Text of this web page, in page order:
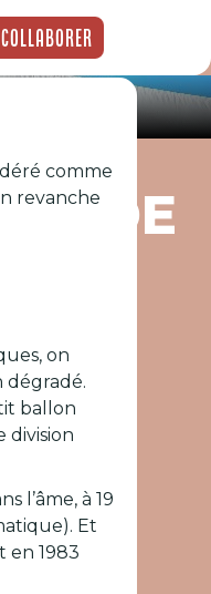
Collaborer
comme
revanche
on
ballon
division
l’âme, à 19
Et
en 1983